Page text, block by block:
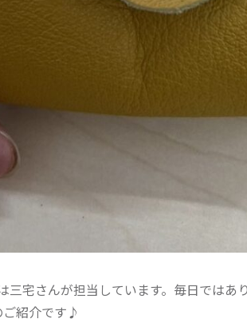
三宅さんが担当しています。毎日ではあ
ご紹介です♪